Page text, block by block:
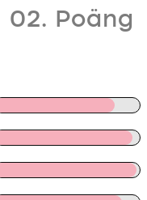
02. Poäng